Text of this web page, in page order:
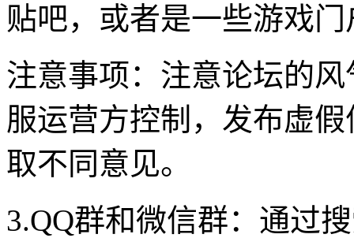
贴吧，或者是一些游戏
注意事项：注意论坛的
服运营方控制，发布虚
取不同意见。
3.QQ群和微信群：通过